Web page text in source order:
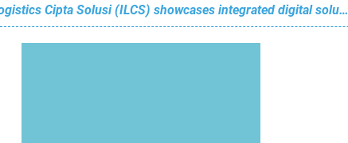
Integrated Logistics Cipta Solusi (ILCS) showcases integrated digital solutions at the Pelindo Business Engagement 2025 exhibition